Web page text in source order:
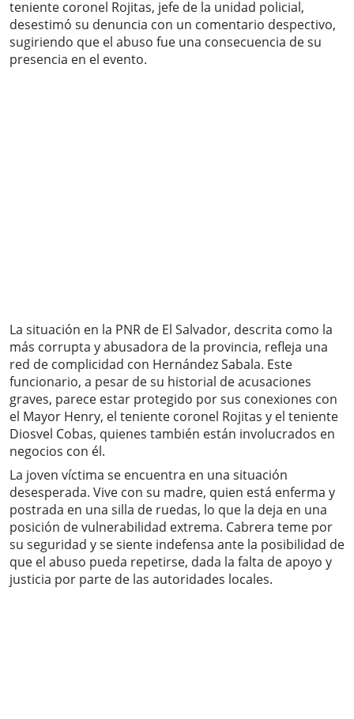
teniente coronel Rojitas, jefe de la unidad policial,
desestimó su denuncia con un comentario despectivo,
sugiriendo que el abuso fue una consecuencia de su
presencia en el evento.
La situación en la PNR de El Salvador, descrita como la
más corrupta y abusadora de la provincia, refleja una
red de complicidad con Hernández Sabala. Este
funcionario, a pesar de su historial de acusaciones
graves, parece estar protegido por sus conexiones con
el Mayor Henry, el teniente coronel Rojitas y el teniente
Diosvel Cobas, quienes también están involucrados en
negocios con él.
La joven víctima se encuentra en una situación
desesperada. Vive con su madre, quien está enferma y
postrada en una silla de ruedas, lo que la deja en una
posición de vulnerabilidad extrema. Cabrera teme por
su seguridad y se siente indefensa ante la posibilidad de
que el abuso pueda repetirse, dada la falta de apoyo y
justicia por parte de las autoridades locales.